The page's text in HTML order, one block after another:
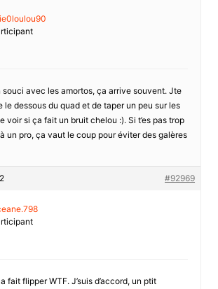
souci avec les amortos, ça arrive souvent. Jte
le dessous du quad et de taper un peu sur les
voir si ça fait un bruit chelou :). Si t’es pas trop
un pro, ça vaut le coup pour éviter des galères
#92969
fait flipper WTF. J’suis d’accord, un ptit